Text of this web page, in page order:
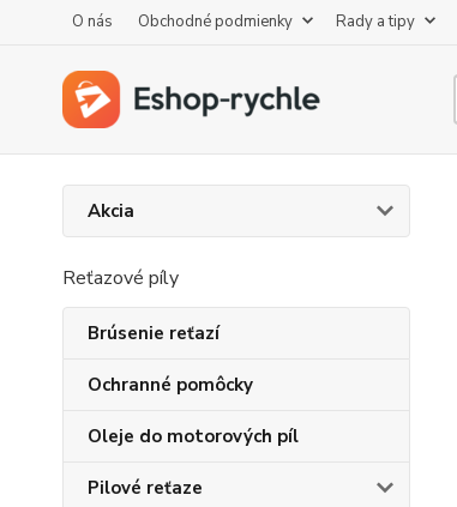
O nás Obchodné podmienky Rady a tipy
Akcia
Reťazové píly
Brúsenie reťazí
Ochranné pomôcky
Oleje do motorových píl
Pilové reťaze